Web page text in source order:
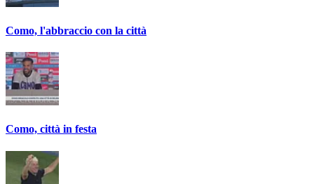
Como, l'abbraccio con la città
Como, città in festa